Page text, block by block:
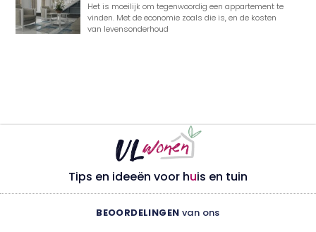
Het is moeilijk om tegenwoordig een appartement te
vinden. Met de economie zoals die is, en de kosten
van levensonderhoud
Tips en ideeën voor huis en tuin
BEOORDELINGEN van ons